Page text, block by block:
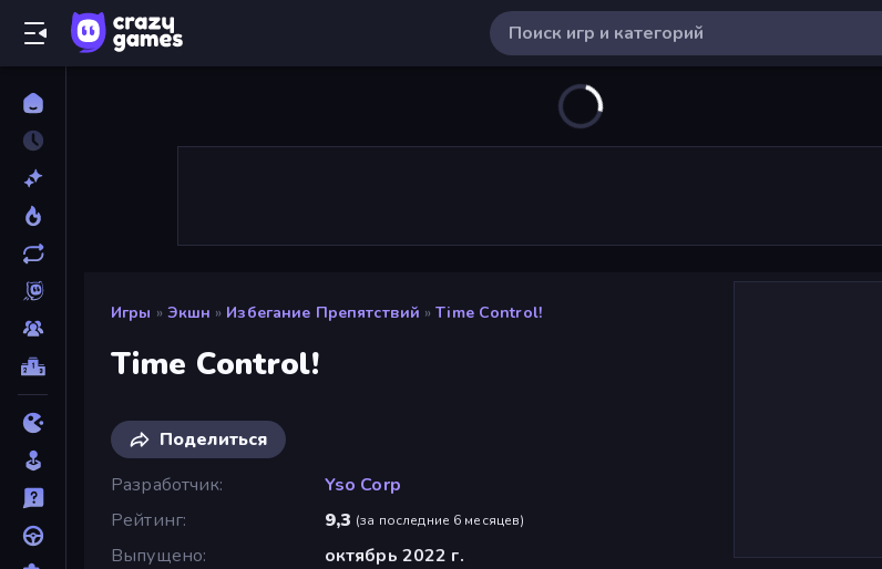
Игры » Экшн » Избегание Препятствий » Time Control!
Time Control!
Поделиться
Разработчик
Yso Corp
Рейтинг
9,3 (за последние 6 месяцев)
Выпущено
октябрь 2022 г.